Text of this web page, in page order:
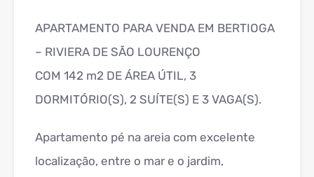
APARTAMENTO PARA VENDA EM BERTIOGA
– RIVIERA DE SÃO LOURENÇO
COM 142 m2 DE ÁREA ÚTIL, 3
DORMITÓRIO(S), 2 SUÍTE(S) E 3 VAGA(S).
Apartamento pé na areia com excelente
localização, entre o mar e o jardim,